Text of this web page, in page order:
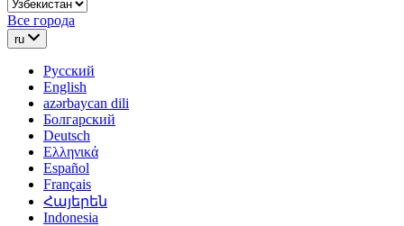
Все города
ru
Русский
English
azərbaycan dili
Болгарский
Deutsch
Ελληνικά
Español
Français
Հայերեն
Indonesia